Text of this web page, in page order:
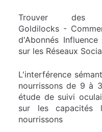
Trouver des
Goldilocks -
d'Abonnés Influence
sur les Réseaux
L'interférence
nourrissons de 9 à
étude de suivi
sur les capacités
nourrissons